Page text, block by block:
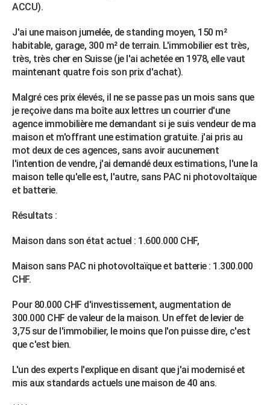
ACCU).
J'ai une maison jumelée, de standing moyen, 150 m²
habitable, garage, 300 m² de terrain. L'immobilier est très,
très, très cher en Suisse (je l'ai achetée en 1978, elle vaut
maintenant quatre fois son prix d'achat).
Malgré ces prix élevés, il ne se passe pas un mois sans que
je reçoive dans ma boîte aux lettres un courrier d'une
agence immobilière me demandant si je suis vendeur de ma
maison et m'offrant une estimation gratuite. j'ai pris au
mot deux de ces agences, sans avoir aucunement
l'intention de vendre, j'ai demandé deux estimations, l'une la
maison telle qu'elle est, l'autre, sans PAC ni photovoltaïque
et batterie.
Résultats :
Maison dans son état actuel : 1.600.000 CHF,
Maison sans PAC ni photovoltaïque et batterie : 1.300.000
CHF.
Pour 80.000 CHF d'investissement, augmentation de
300.000 CHF de valeur de la maison. Un effet de levier de
3,75 sur de l'immobilier, le moins que l'on puisse dire, c'est
que c'est bien.
L'un des experts l'explique en disant que j'ai modernisé et
mis aux standards actuels une maison de 40 ans.